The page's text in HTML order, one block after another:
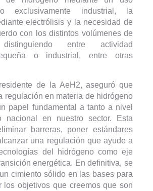
exclusivamente industrial, la
electrólisis y la necesidad de
con los distintos volúmenes de
distinguiendo entre actividad
o industrial, entre otras
de la AeH2, aseguró que
regulación en materia de hidrógeno
papel fundamental a tanto a nivel
nacional en nuestro sector. Esta
barreras, poner estándares
una regulación que ayude a
del hidrógeno como eje
energética. En definitiva, se
cimiento sólido en las bases para
los objetivos que creemos que son